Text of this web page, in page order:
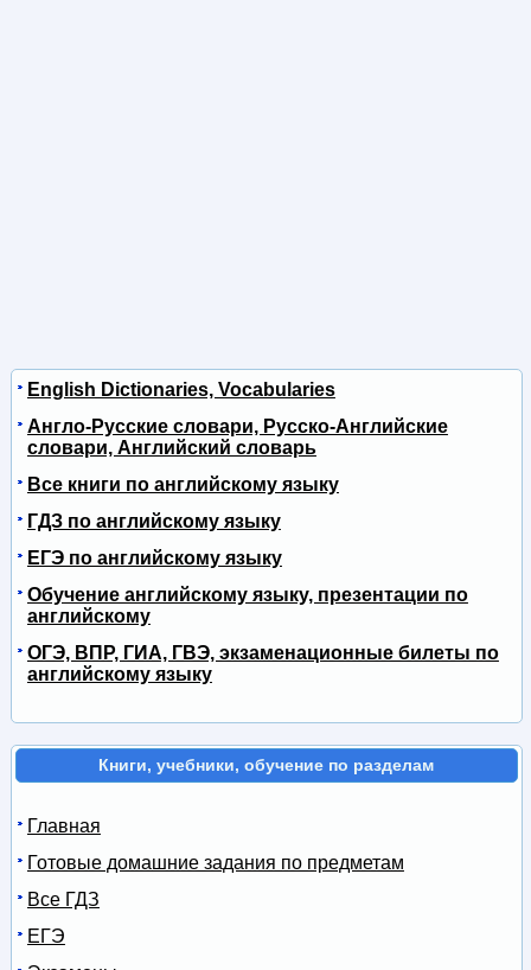
English Dictionaries, Vocabularies
Англо-Русские словари, Русско-Английские
словари, Английский словарь
Все книги по английскому языку
ГДЗ по английскому языку
ЕГЭ по английскому языку
Обучение английскому языку, презентации по
английскому
ОГЭ, ВПР, ГИА, ГВЭ, экзаменационные билеты по
английскому языку
Книги, учебники, обучение по разделам
Главная
Готовые домашние задания по предметам
Все ГДЗ
ЕГЭ